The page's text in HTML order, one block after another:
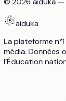
aiduka
La plateforme
média. Données
l’Éducation